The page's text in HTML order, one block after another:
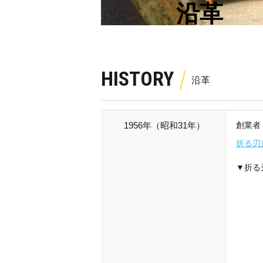
沿革
HISTORY
1956年（昭和31年）
創業者
折る刃
▼折る